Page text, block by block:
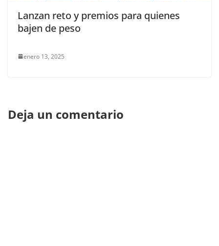
Lanzan reto y premios para quienes
bajen de peso
enero 13, 2025
Deja un comentario